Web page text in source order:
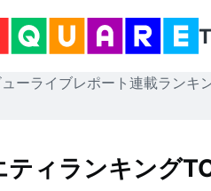
ーライブレポート 連載ランキ
ティランキング